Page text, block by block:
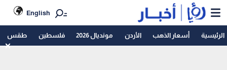
English
الرئيسية أسعار الذهب الأردن مونديال 2026 فلسطين طقس